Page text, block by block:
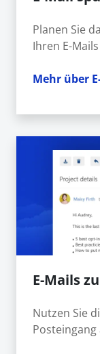
Planen Sie
Ihren E-
Mehr über
E-Mails
Nutzen Sie